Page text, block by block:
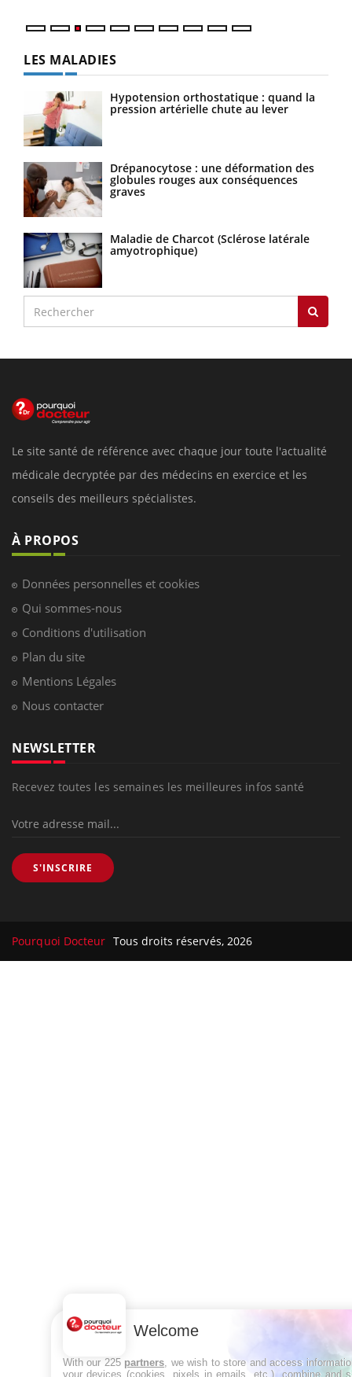
LES MALADIES
Hypotension orthostatique : quand la
pression artérielle chute au lever
Drépanocytose : une déformation des
globules rouges aux conséquences
graves
Maladie de Charcot (Sclérose latérale
amyotrophique)
Le site santé de référence avec chaque jour toute l'actualité
médicale decryptée par des médecins en exercice et les
conseils des meilleurs spécialistes.
À PROPOS
Données personnelles et cookies
Qui sommes-nous
Conditions d'utilisation
Plan du site
Mentions Légales
Nous contacter
NEWSLETTER
Recevez toutes les semaines les meilleures infos santé
S'INSCRIRE
Pourquoi Docteur Tous droits réservés, 2026
Welcome
With our 225 partners , we wish to store and access
your devices (cookies, pixels in emails, etc.), combine and